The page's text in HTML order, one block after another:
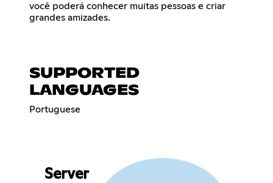
você poderá conhecer muitas pessoas e criar
grandes amizades.
SUPPORTED
LANGUAGES
Portuguese
Server